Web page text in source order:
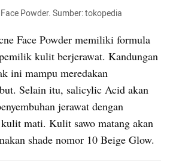
Powder. Sumber: tokopedia
Face Powder memiliki formula
kulit berjerawat. Kandungan
ini mampu meredakan
Selain itu, salicylic Acid akan
jerawat dengan
mati. Kulit sawo matang akan
shade nomor 10 Beige Glow.